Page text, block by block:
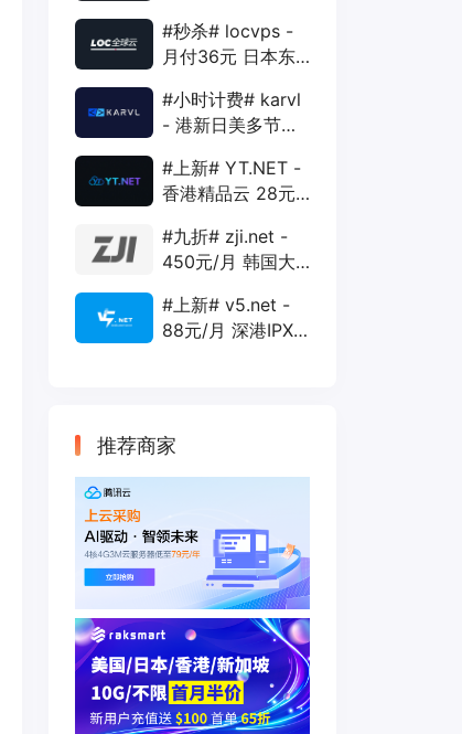
400G 30M
#秒杀# locvps -
月付36元 日本东
40G 1T 450Mbps
#小时计费# karvl
- 港新日美多节点
20G 5T 1Gbps
#上新# YT.NET -
香港精品云 28元/
AS10099+移动
CMI
#九折# zji.net -
450元/月 韩国大
优化和纯国际线路
#上新# v5.net -
88元/月 深港IPX
推荐商家